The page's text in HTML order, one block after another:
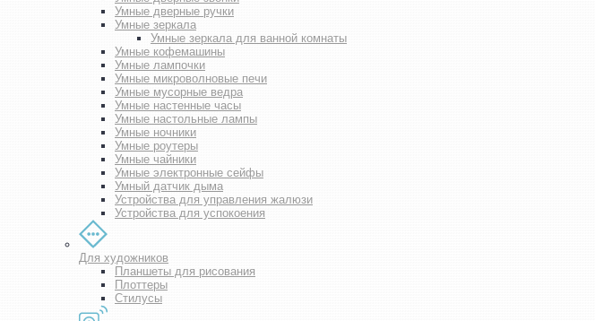
Умные дверные ручки
Умные зеркала
Умные зеркала для ванной комнаты
Умные кофемашины
Умные лампочки
Умные микроволновые печи
Умные мусорные ведра
Умные настенные часы
Умные настольные лампы
Умные ночники
Умные роутеры
Умные чайники
Умные электронные сейфы
Умный датчик дыма
Устройства для управления жалюзи
Устройства для успокоения
Для художников
Планшеты для рисования
Плоттеры
Стилусы